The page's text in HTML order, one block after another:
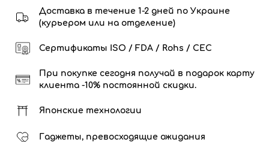
Доставка в течение 1-2 дней по Украине
(курьером или на отделение)
Сертификаты ISO / FDA / Rohs / CEC
При покупке сегодня получай в подарок карту
клиента -10% постоянной скидки.
Японские технологии
Гаджеты, превосходящие ожидания